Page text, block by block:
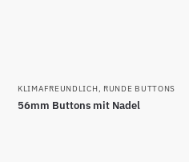
KLIMAFREUNDLICH, RUNDE BUTTONS
56mm Buttons mit Nadel